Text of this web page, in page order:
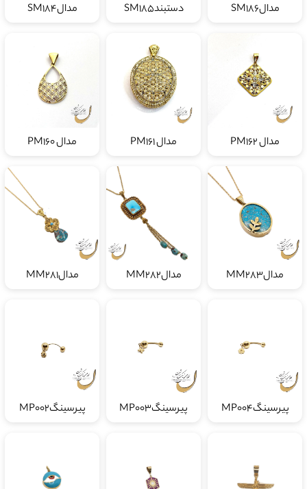
مدالSM186 دستبندSM185 مدالSM184
مدال PM162 مدال PM161 مدال PM160
مدالMM283 مدالMM282 مدالMM281
پیرسینگMP004 پیرسینگMP003 پیرسینگMP002